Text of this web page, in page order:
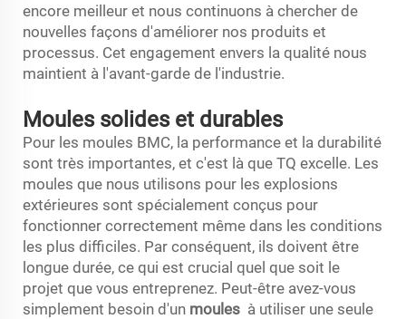
encore meilleur et nous continuons à chercher de
nouvelles façons d'améliorer nos produits et
processus. Cet engagement envers la qualité nous
maintient à l'avant-garde de l'industrie.
Moules solides et durables
Pour les moules BMC, la performance et la durabilité
sont très importantes, et c'est là que TQ excelle. Les
moules que nous utilisons pour les explosions
extérieures sont spécialement conçus pour
fonctionner correctement même dans les conditions
les plus difficiles. Par conséquent, ils doivent être
longue durée, ce qui est crucial quel que soit le
projet que vous entreprenez. Peut-être avez-vous
simplement besoin d'un moules à utiliser une seule